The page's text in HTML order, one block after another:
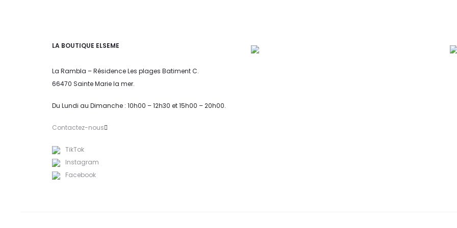
LA BOUTIQUE ELSEME
La Rambla – Résidence Les plages Batiment C.
66470 Sainte Marie la mer.
Du Lundi au Dimanche : 10h00 – 12h30 et 15h00 – 20h00.
Contactez-nous
TikTok
Instagram
Facebook